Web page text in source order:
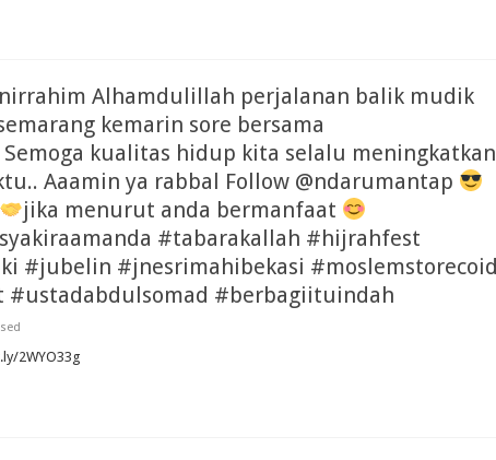
Alhamdulillah perjalanan balik mudik
kemarin sore bersama
Semoga kualitas hidup kita selalu meningkatkan
Aaamin ya rabbal Follow @ndarumantap
jika menurut anda bermanfaat
#tabarakallah #hijrahfest
#jubelin #jnesrimahibekasi #moslemstorecoid
#ustadabdulsomad #berbagiituindah
2WYO33g